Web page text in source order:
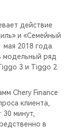
действие
и «Семейный
мая 2018 года.
модельный ряд
3 и Tiggo 2.
Chery Finance
клиента,
минут,
в